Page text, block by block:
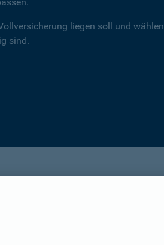
liegen soll und wählen
sind.
primex